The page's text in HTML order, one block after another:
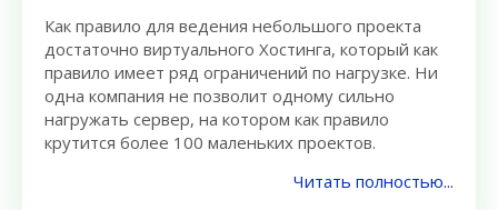
Как правило для ведения небольшого проекта
достаточно виртуального Хостинга, который как
правило имеет ряд ограничений по нагрузке. Ни
одна компания не позволит одному сильно
нагружать сервер, на котором как правило
крутится более 100 маленьких проектов.
Читать полностью...